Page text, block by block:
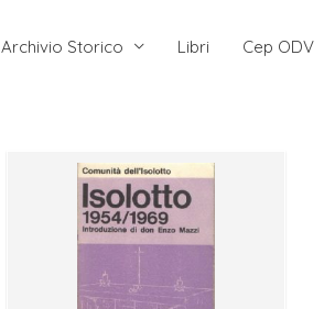
Archivio Storico Libri Cep ODV